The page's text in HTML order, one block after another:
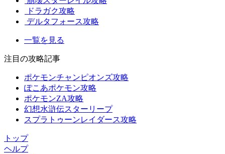
ドラガク攻略
デルタフォース攻略
一覧を見る
注目の攻略記事
ポケモンチャンピオンズ攻略
ぽこあポケモン攻略
ポケモンZA攻略
幻想水滸伝スターリープ
スプラトゥーンレイダース攻略
トップ
ヘルプ